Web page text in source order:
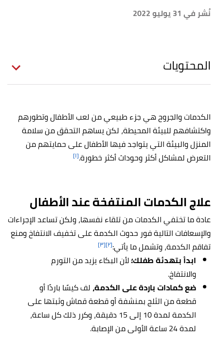
نُشر في 31 يوليو 2022
المحتويات
الكدمات والجروح هي جزء طبيعي من لعب الأطفال وتطورهم
واكتشافهم للبيئة المحيطة، لكن يساهم التحقق من سلامة
المنزل والبيئة التي يتواجد فيها الأطفال على حمايتهم من
التعرض لمشاكل أكثر وحوداث أكثر خطورة.[١]
علاج الكدمات المنتفخة عند الأطفال
عادة ما تختفي الكدمات من تلقاء نفسها، ولكن تساعد الإجراءات
والإسعافات التالية فور حدوث الكدمة على تخفيف الانتفاخ ومنع
تفاقم الكدمة، وتشمل ما يأتي:[٢] [٣]
ابدأ بتهدئة طفلك؛لأن البكاء يزيد من التورم
والانتفاخ.
ضع كمادات باردة على الكدمة،لف كيسًا باردًا أو
قطعة من الثلج بمنشفة أو قطعة قماش وثبتها على
الكدمة لمدة 10 إلى 15 دقيقة، وكرر ذلك كل ساعة،
لمدة 24 ساعة الأولى من الإصابة.